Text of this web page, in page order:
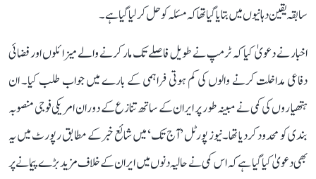
سابقہ ​​یقین دہانیوں میں بتا یا گیا تھا کہ مسئلہ کو حل کر لیا گیا ہے۔
اخبار نے دعویٰ کیا کہ ٹرمپ نے طویل فاصلے تک مار کرنے والے میزائلوں اور فضائی
دفاعی مداخلت کرنے والوں کی کم ہوتی فراہمی کے بارے میں جواب طلب کیا۔ ان
ہتھیاروں کی کمی نے مبینہ طور پر ایران کے ساتھ تنازع کے دوران امریکی فوجی منصوبہ
بندی کو محدود کر دیا تھا۔نیوز پورٹل ’آج تک‘ میں شائع خبر کے مطابق رپورٹ میں یہ
بھی دعویٰ کیا گیا ہے کہ اس کمی نے حالیہ دنوں میں ایران کے خلاف مزید بڑے پیمانے پر